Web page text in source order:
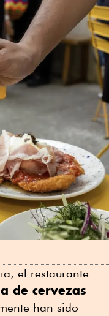
el restaurante
de cervezas
han sido